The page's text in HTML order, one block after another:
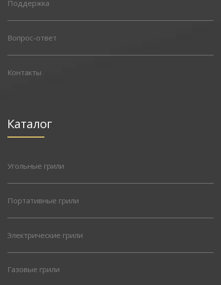
Поддержка
Вопрос-ответ
Контакты
Каталог
Угольные грили
Портативные грили
Электрические грили
Газовые грили